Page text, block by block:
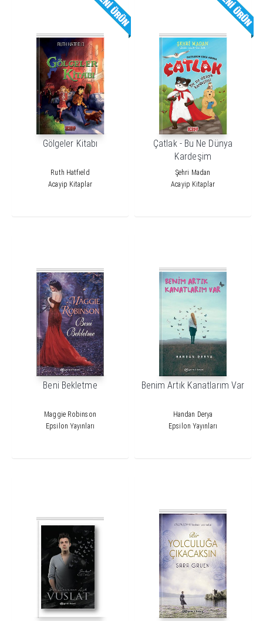
Gölgeler Kitabı
Ruth Hatfıeld
Acayip Kitaplar
Çatlak - Bu Ne Dünya
Kardeşim
Şehri Madan
Acayip Kitaplar
Beni Bekletme
Maggie Robinson
Epsilon Yayınları
Benim Artık Kanatlarım Var
Handan Derya
Epsilon Yayınları